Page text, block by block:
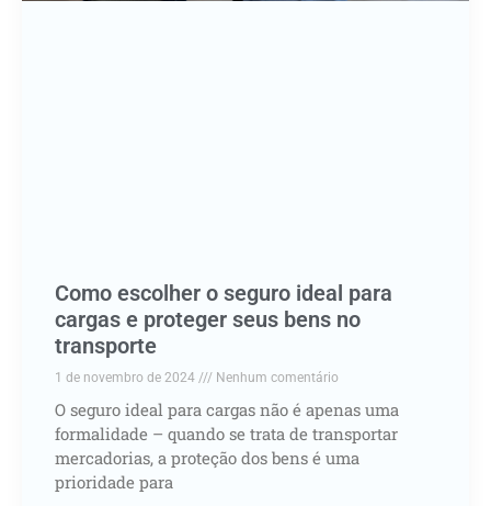
Como escolher o seguro ideal para
cargas e proteger seus bens no
transporte
1 de novembro de 2024 Nenhum comentário
O seguro ideal para cargas não é apenas uma
formalidade – quando se trata de transportar
mercadorias, a proteção dos bens é uma
prioridade para